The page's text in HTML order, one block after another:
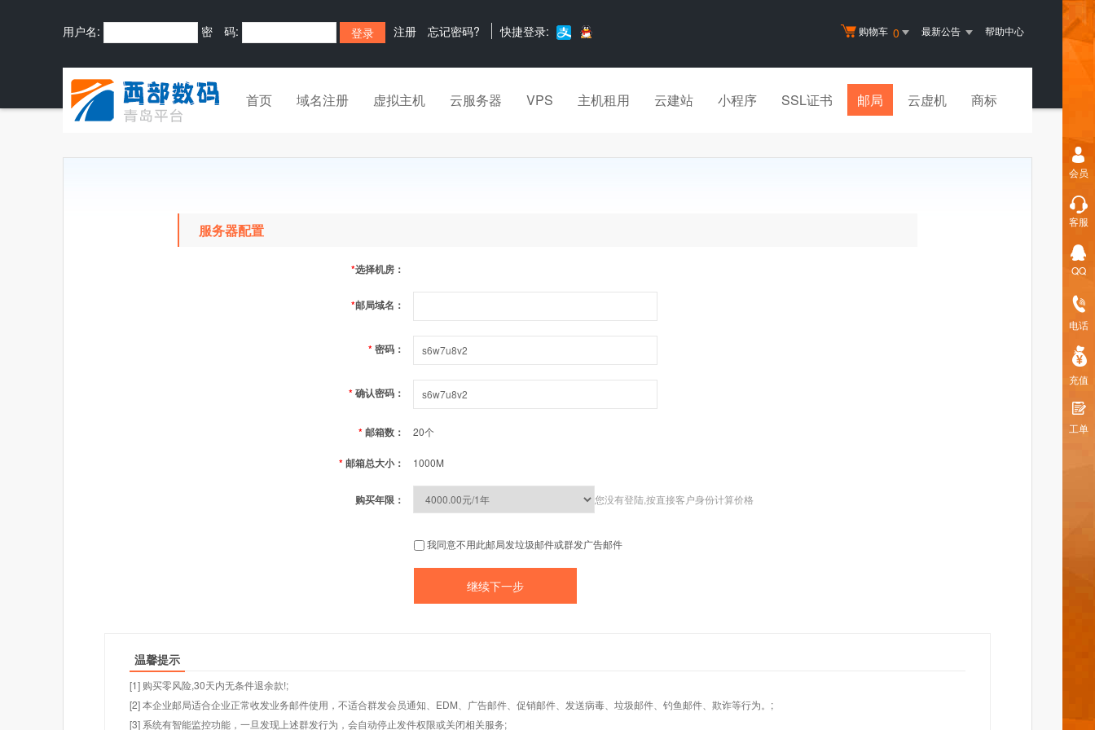
购物车 0 最新公告 帮助中心
用户名: 密 码: 注册 忘记密码? 快捷登录:
首页 域名注册 虚拟主机 云服务器 VPS 主机租用 云建站 小程序 SSL证书 邮局 云虚机 商标
服务器配置
*选择机房：
*邮局域名：
*密码：
*确认密码：
*邮箱数： 20个
*邮箱总大小： 1000M
购买年限： 您没有登陆,按直接客户身份计算价格
我同意不用此邮局发垃圾邮件或群发广告邮件
温馨提示
[1] 购买零风险,30天内无条件退余款!;
[2] 本企业邮局适合企业正常收发业务邮件使用，不适合群发会员通知、EDM、广告邮件、促销邮件、发送病毒、垃圾邮件、钓鱼邮件、欺诈等行为。;
[3] 系统有智能监控功能，一旦发现上述群发行为，会自动停止发件权限或关闭相关服务;
会员
客服
QQ
电话
充值
工单